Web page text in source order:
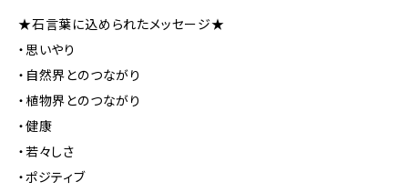
★石言葉に込められたメッセージ★
・思いやり
・自然界とのつながり
・植物界とのつながり
・健康
・若々しさ
・ポジティブ